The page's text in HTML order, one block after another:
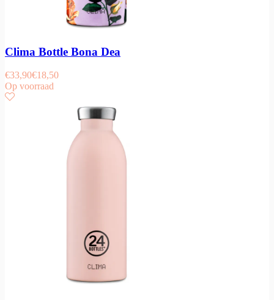
Clima Bottle Bona Dea
€33,90€18,50
Op voorraad